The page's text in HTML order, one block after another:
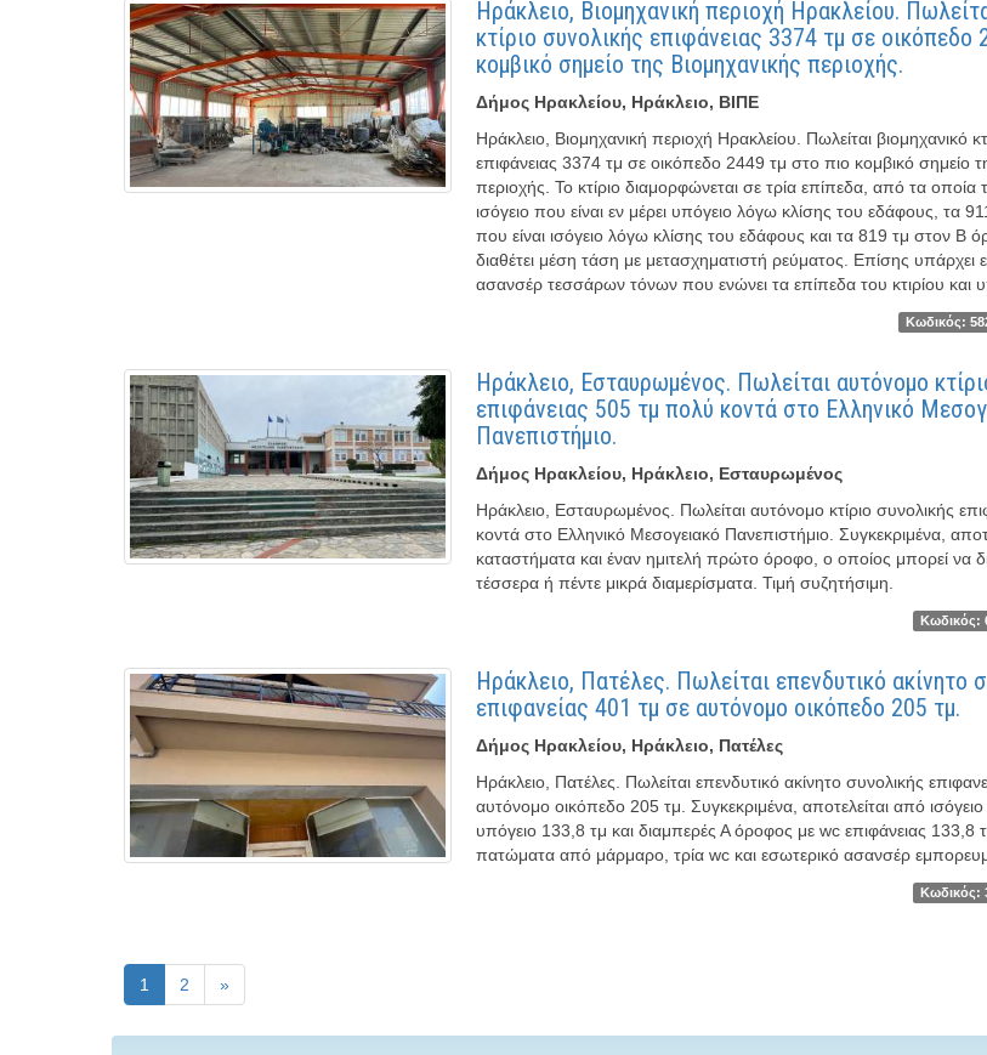
Ηράκλειο, Βιομηχανική περιοχή Ηρακλείου.
κτίριο συνολικής επιφάνειας 3374 τμ σε οικόπεδο
κομβικό σημείο της Βιομηχανικής περιοχής.
Δήμος Ηρακλείου, Ηράκλειο, ΒΙΠΕ
Ηράκλειο, Βιομηχανική περιοχή Ηρακλείου. Πωλείται βιομηχανικό
επιφάνειας 3374 τμ σε οικόπεδο 2449 τμ στο πιο κομβικό σημείο
περιοχής. Το κτίριο διαμορφώνεται σε τρία επίπεδα, από τα οποία
ισόγειο που είναι εν μέρει υπόγειο λόγω κλίσης του εδάφους, τα
που είναι ισόγειο λόγω κλίσης του εδάφους και τα 819 τμ στον Β
διαθέτει μέση τάση με μετασχηματιστή ρεύματος. Επίσης υπάρχει
ασανσέρ τεσσάρων τόνων που ενώνει τα επίπεδα του κτιρίου και
Κωδικός:
Ηράκλειο, Εσταυρωμένος. Πωλείται αυτόνομο
επιφάνειας 505 τμ πολύ κοντά στο Ελληνικό
Πανεπιστήμιο.
Δήμος Ηρακλείου, Ηράκλειο, Εσταυρωμένος
Ηράκλειο, Εσταυρωμένος. Πωλείται αυτόνομο κτίριο συνολικής
κοντά στο Ελληνικό Μεσογειακό Πανεπιστήμιο. Συγκεκριμένα,
καταστήματα και έναν ημιτελή πρώτο όροφο, ο οποίος μπορεί να
τέσσερα ή πέντε μικρά διαμερίσματα. Τιμή συζητήσιμη.
Κωδικός:
Ηράκλειο, Πατέλες. Πωλείται επενδυτικό ακίνητο
επιφανείας 401 τμ σε αυτόνομο οικόπεδο 205 τμ.
Δήμος Ηρακλείου, Ηράκλειο, Πατέλες
Ηράκλειο, Πατέλες. Πωλείται επενδυτικό ακίνητο συνολικής
αυτόνομο οικόπεδο 205 τμ. Συγκεκριμένα, αποτελείται από
υπόγειο 133,8 τμ και διαμπερές Α όροφος με wc επιφάνειας 133,8
πατώματα από μάρμαρο, τρία wc και εσωτερικό ασανσέρ
Κωδικός:
1 2 »